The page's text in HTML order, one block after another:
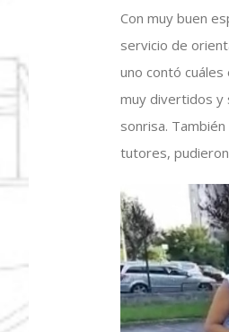
Con muy buen
servicio de
uno contó
muy divertidos y
sonrisa.
tutores,